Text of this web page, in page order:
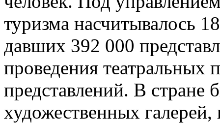
туризма насчитывалось
давших 392 000
проведения театральных
представлений. В стране
художественных